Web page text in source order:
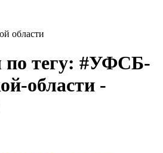
области
тегу: #УФСБ-
области -